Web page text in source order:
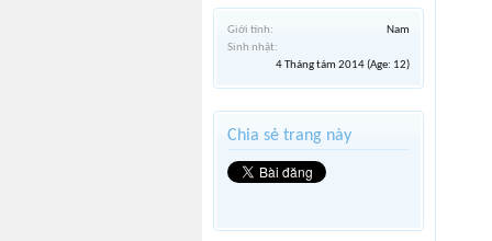
Giới tính:
Nam
Sinh nhật:
4 Tháng tám 2014(Age: 12)
Chia sẻ trang này